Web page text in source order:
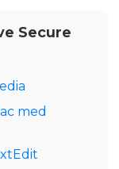
Secure
med